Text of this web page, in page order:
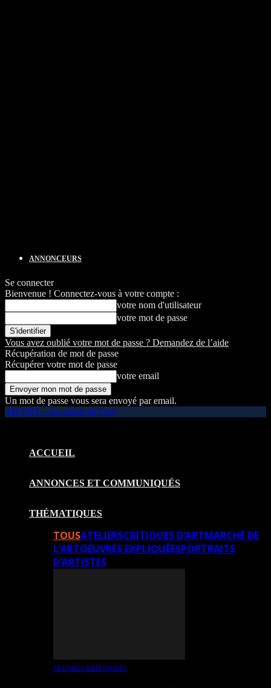
ANNONCEURS
Se connecter
Bienvenue ! Connectez-vous à votre compte :
votre nom d'utilisateur
votre mot de passe
Vous avez oublié votre mot de passe ? Demandez de l’aide
Récupération de mot de passe
Récupérer votre mot de passe
votre email
Un mot de passe vous sera envoyé par email.
HEART – Au coeur de l'Art
ACCUEIL
ANNONCES ET COMMUNIQUÉS
THÉMATIQUES
TOUSATELIERSCRITIQUES D’ARTMARCHÉ DE
L’ARTOEUVRES EXPLIQUÉESPORTRAITS
D’ARTISTES
OEUVRES EXPLIQUÉES